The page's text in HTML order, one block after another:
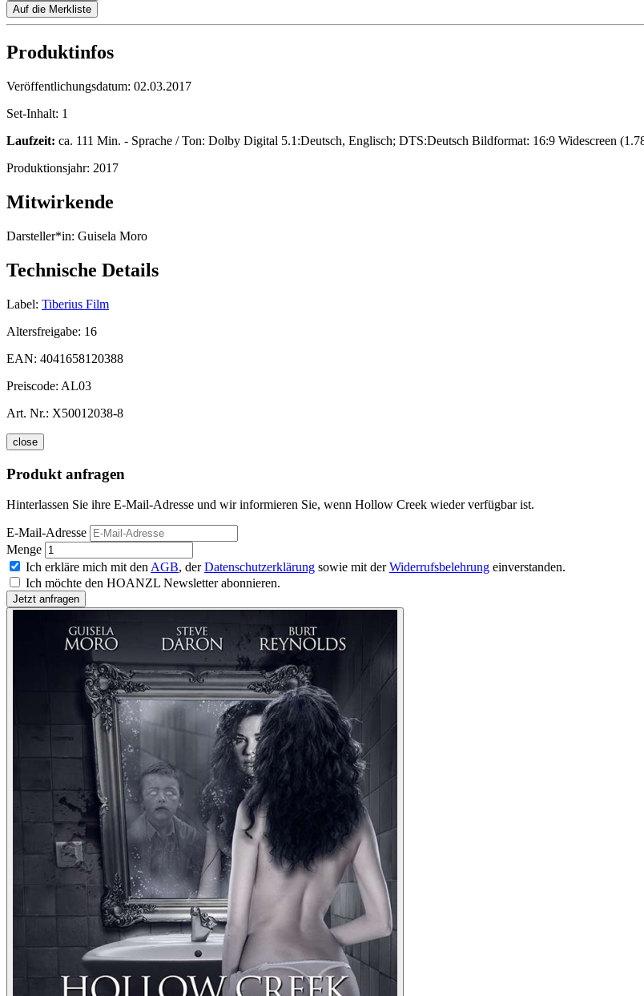
Auf die Merkliste
Produktinfos
Veröffentlichungsdatum: 02.03.2017
Set-Inhalt: 1
Laufzeit: ca. 111 Min. - Sprache / Ton: Dolby Digital 5.1:Deutsch, Englisch; DTS:Deutsch Bildformat: 16:9 Widescreen
Produktionsjahr: 2017
Mitwirkende
Darsteller*in: Guisela Moro
Technische Details
Label: Tiberius Film
Altersfreigabe: 16
EAN: 4041658120388
Preiscode: AL03
Art. Nr.: X50012038-8
close
Produkt anfragen
Hinterlassen Sie ihre E-Mail-Adresse und wir informieren Sie, wenn Hollow Creek wieder verfügbar ist.
E-Mail-Adresse
Menge
Ich erkläre mich mit den AGB, derDatenschutzerklärung sowie mit derWiderrufsbelehrung einverstanden.
Ich möchte den HOANZL Newsletter abonnieren.